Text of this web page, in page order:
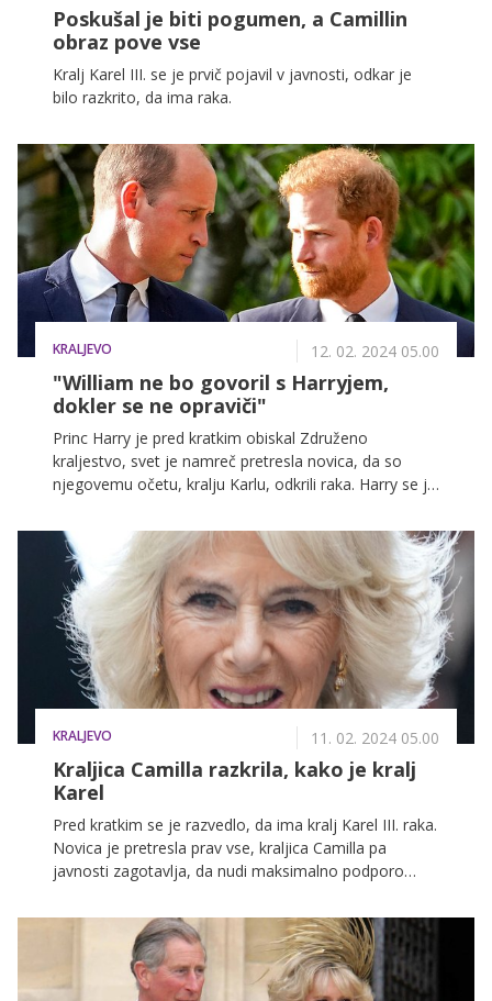
Poskušal je biti pogumen, a Camillin
obraz pove vse
Kralj Karel III. se je prvič pojavil v javnosti, odkar je
bilo razkrito, da ima raka.
KRALJEVO 12. 02. 2024 05.00
"William ne bo govoril s Harryjem,
dokler se ne opraviči"
Princ Harry je pred kratkim obiskal Združeno
kraljestvo, svet je namreč pretresla novica, da so
njegovemu očetu, kralju Karlu, odkrili raka. Harry se je
med obiskom v domovini ni srečal.
KRALJEVO 11. 02. 2024 05.00
Kraljica Camilla razkrila, kako je kralj
Karel
Pred kratkim se je razvedlo, da ima kralj Karel III. raka.
Novica je pretresla prav vse, kraljica Camilla pa
javnosti zagotavlja, da nudi maksimalno podporo